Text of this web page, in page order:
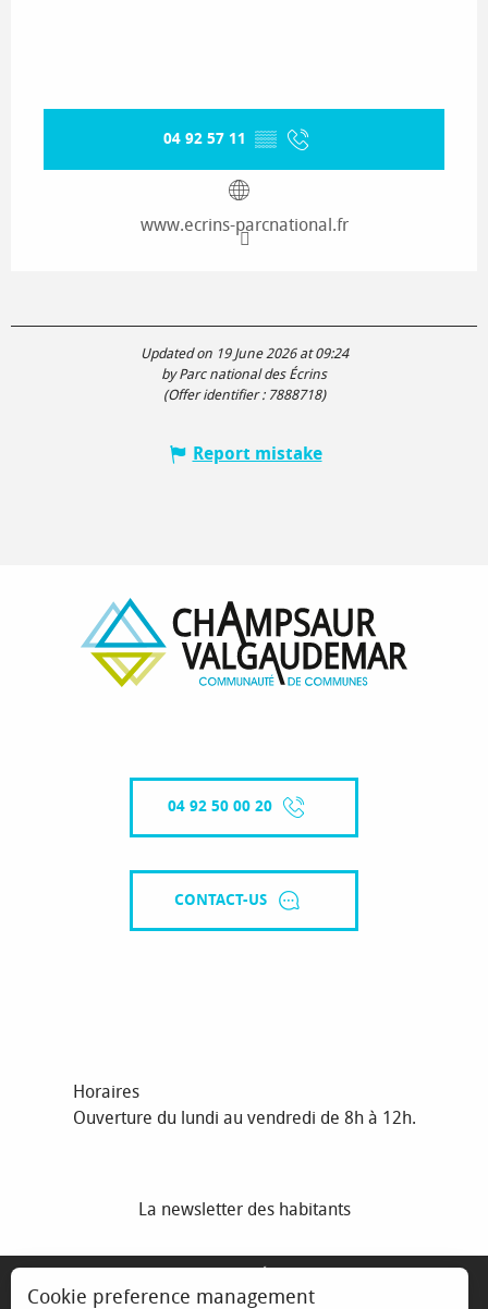
04 92 57 11 ▒▒
www.ecrins-parcnational.fr
Updated on 19 June 2026 at 09:24
by Parc national des Écrins
(Offer identifier : 7888718)
Report mistake
04 92 50 00 20
CONTACT-US
Horaires
Ouverture du lundi au vendredi de 8h à 12h.
La newsletter des habitants
Cookie preference management